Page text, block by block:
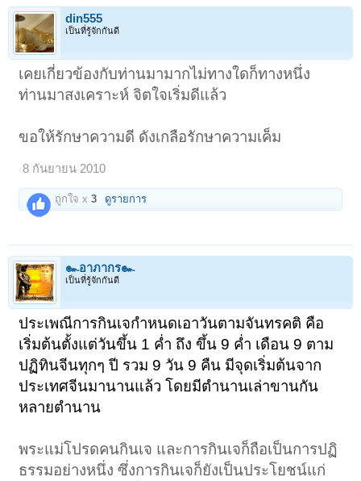
din555
เป็นที่รู้จักกันดี
เคยเกี่ยวข้องกับท่านมามากไม่ทางใดก็ทางหนึ่ง
ท่านมาสงเคราะห์ จิตใจเริ่มดีแล้ว
ขอให้รักษาความดี ดังเกลือรักษาความเค็ม
8 กันยายน 2010
ถูกใจ x3 ดูรายการ
๛อาภากร๛
เป็นที่รู้จักกันดี
ประเพณีการกินเจกำหนดเอาวันตามจันทรคติ คือ
เริ่มต้นตั้งแต่วันขึ้น 1 ค่ำ ถึง ขึ้น 9 ค่ำ เดือน 9 ตาม
ปฏิทินจีนทุกๆ ปี รวม 9 วัน 9 คืน มีจุดเริ่มต้นจาก
ประเทศจีนมานานแล้ว โดยมีตำนานเล่าขานกัน
หลายตำนาน
พระแม่โปรดคนกินเจ และการกินเจก็ถือเป็นการปฏิ
ธรรมอย่างหนึ่ง ซึ่งการกินเจก็ยังเป็นประโยชน์แก่